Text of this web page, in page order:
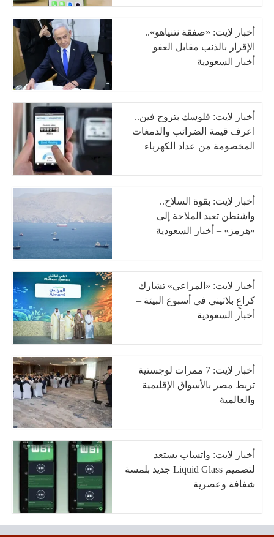
أخبار لايت: «صفقة نتنياهو»..
الإقرار بالذنب مقابل العفو –
أخبار السعودية
أخبار لايت: فلوسك بتروح فين..
اعرف قيمة الضرائب والدمغات
المخصومة من عداد الكهرباء
أخبار لايت: بقوة السلاح..
واشنطن تعيد الملاحة إلى
«هرمز» – أخبار السعودية
أخبار لايت: «المراعي» تشارك
كراعٍ بلاتيني في أسبوع البيئة –
أخبار السعودية
أخبار لايت: 7 ممرات لوجستية
تربط مصر بالأسواق الإقليمية
والعالمية
أخبار لايت: واتساب يستعد
لتصميم Liquid Glass جديد بلمسة
شفافة وعصرية